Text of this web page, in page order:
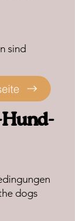
sind
Hund-
dogs